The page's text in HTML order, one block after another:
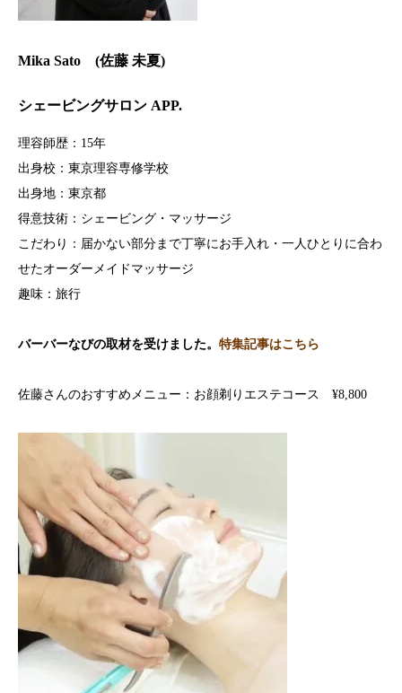
Mika Sato (佐藤 未夏)
シェービングサロン APP.
理容師歴：15年
出身校：東京理容専修学校
出身地：東京都
得意技術：シェービング・マッサージ
こだわり：届かない部分まで丁寧にお手入れ・一人ひとりに合わ
せたオーダーメイドマッサージ
趣味：旅行
バーバーなびの取材を受けました。 特集記事はこちら
佐藤さんのおすすめメニュー：お顔剃りエステコース ¥8,800